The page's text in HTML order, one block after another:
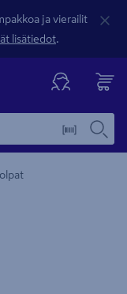
ja vierailit
lisätiedot.
kuvaus -